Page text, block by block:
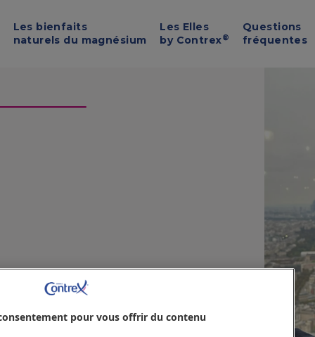
Les bienfaits
naturels du magnésium
Les Elles
by Contrex®
Questions
fréquentes
pour vous offrir du contenu